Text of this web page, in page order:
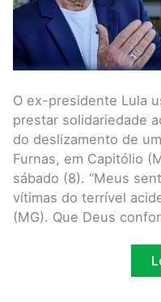
O ex-presidente Lula
prestar solidariedade
do deslizamento de
Furnas, em Capitólio
sábado (8). “Meus
vítimas do terrível
(MG). Que Deus